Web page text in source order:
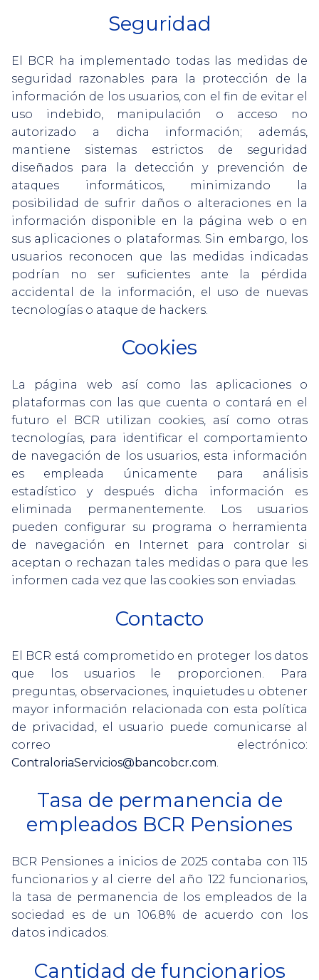
Seguridad
El BCR ha implementado todas las medidas de
seguridad razonables para la protección de la
información de los usuarios, con el fin de evitar el
uso indebido, manipulación o acceso no
autorizado a dicha información; además,
mantiene sistemas estrictos de seguridad
diseñados para la detección y prevención de
ataques informáticos, minimizando la
posibilidad de sufrir daños o alteraciones en la
información disponible en la página web o en
sus aplicaciones o plataformas. Sin embargo, los
usuarios reconocen que las medidas indicadas
podrían no ser suficientes ante la pérdida
accidental de la información, el uso de nuevas
tecnologías o ataque de hackers.
Cookies
La página web así como las aplicaciones o
plataformas con las que cuenta o contará en el
futuro el BCR utilizan cookies, así como otras
tecnologías, para identificar el comportamiento
de navegación de los usuarios, esta información
es empleada únicamente para análisis
estadístico y después dicha información es
eliminada permanentemente. Los usuarios
pueden configurar su programa o herramienta
de navegación en Internet para controlar si
aceptan o rechazan tales medidas o para que les
informen cada vez que las cookies son enviadas.
Contacto
El BCR está comprometido en proteger los datos
que los usuarios le proporcionen. Para
preguntas, observaciones, inquietudes u obtener
mayor información relacionada con esta política
de privacidad, el usuario puede comunicarse al
correo electrónico:
ContraloriaServicios@bancobcr.com.
Tasa de permanencia de
empleados BCR Pensiones
BCR Pensiones a inicios de 2025 contaba con 115
funcionarios y al cierre del año 122 funcionarios,
la tasa de permanencia de los empleados de la
sociedad es de un 106.8% de acuerdo con los
datos indicados.
Cantidad de funcionarios